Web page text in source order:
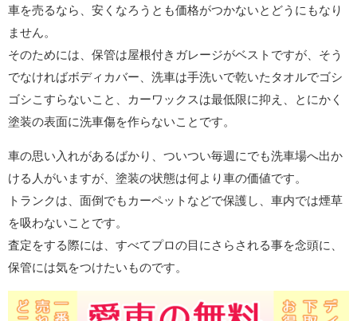
車を売るなら、安くなろうとも価格がつかないとどうにもなり
ません。
そのためには、保管は屋根付きガレージがベストですが、そう
でなければボディカバー、洗車は手洗いで乾いたタオルでゴシ
ゴシこすらないこと、カーワックスは最低限に抑え、とにかく
塗装の表面に洗車傷を作らないことです。
車の思い入れがあるばかり、ついつい毎週にでも洗車場へ出か
ける人がいますが、塗装の状態は何より車の価値です。
トランクは、面倒でもカーペットなどで保護し、車内では煙草
を吸わないことです。
査定をする際には、すべてプロの目にさらされる事を念頭に、
保管には気をつけたいものです。